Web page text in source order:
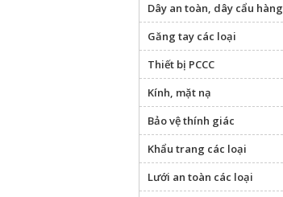
Dây an toàn, dây cẩu hàng
Găng tay các loại
Thiết bị PCCC
Kính, mặt nạ
Bảo vệ thính giác
Khẩu trang các loại
Lưới an toàn các loại